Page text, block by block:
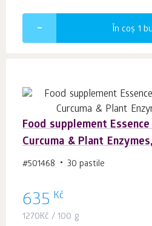
În coș 1
Food supplement
Curcuma & Plant
#501468 30 pastile
635 Kč
1270Kč / 100 g